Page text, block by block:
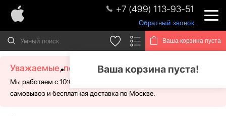
+7 (499) 113-93-51
Обратный звонок
Ваша корзина пуста
Ваша корзина пуста!
Уважаемые, посетители!
Мы работаем с 10:00 - 21:00 без выходных. Для Вас доступен
самовывоз и бесплатная доставка по Москве.